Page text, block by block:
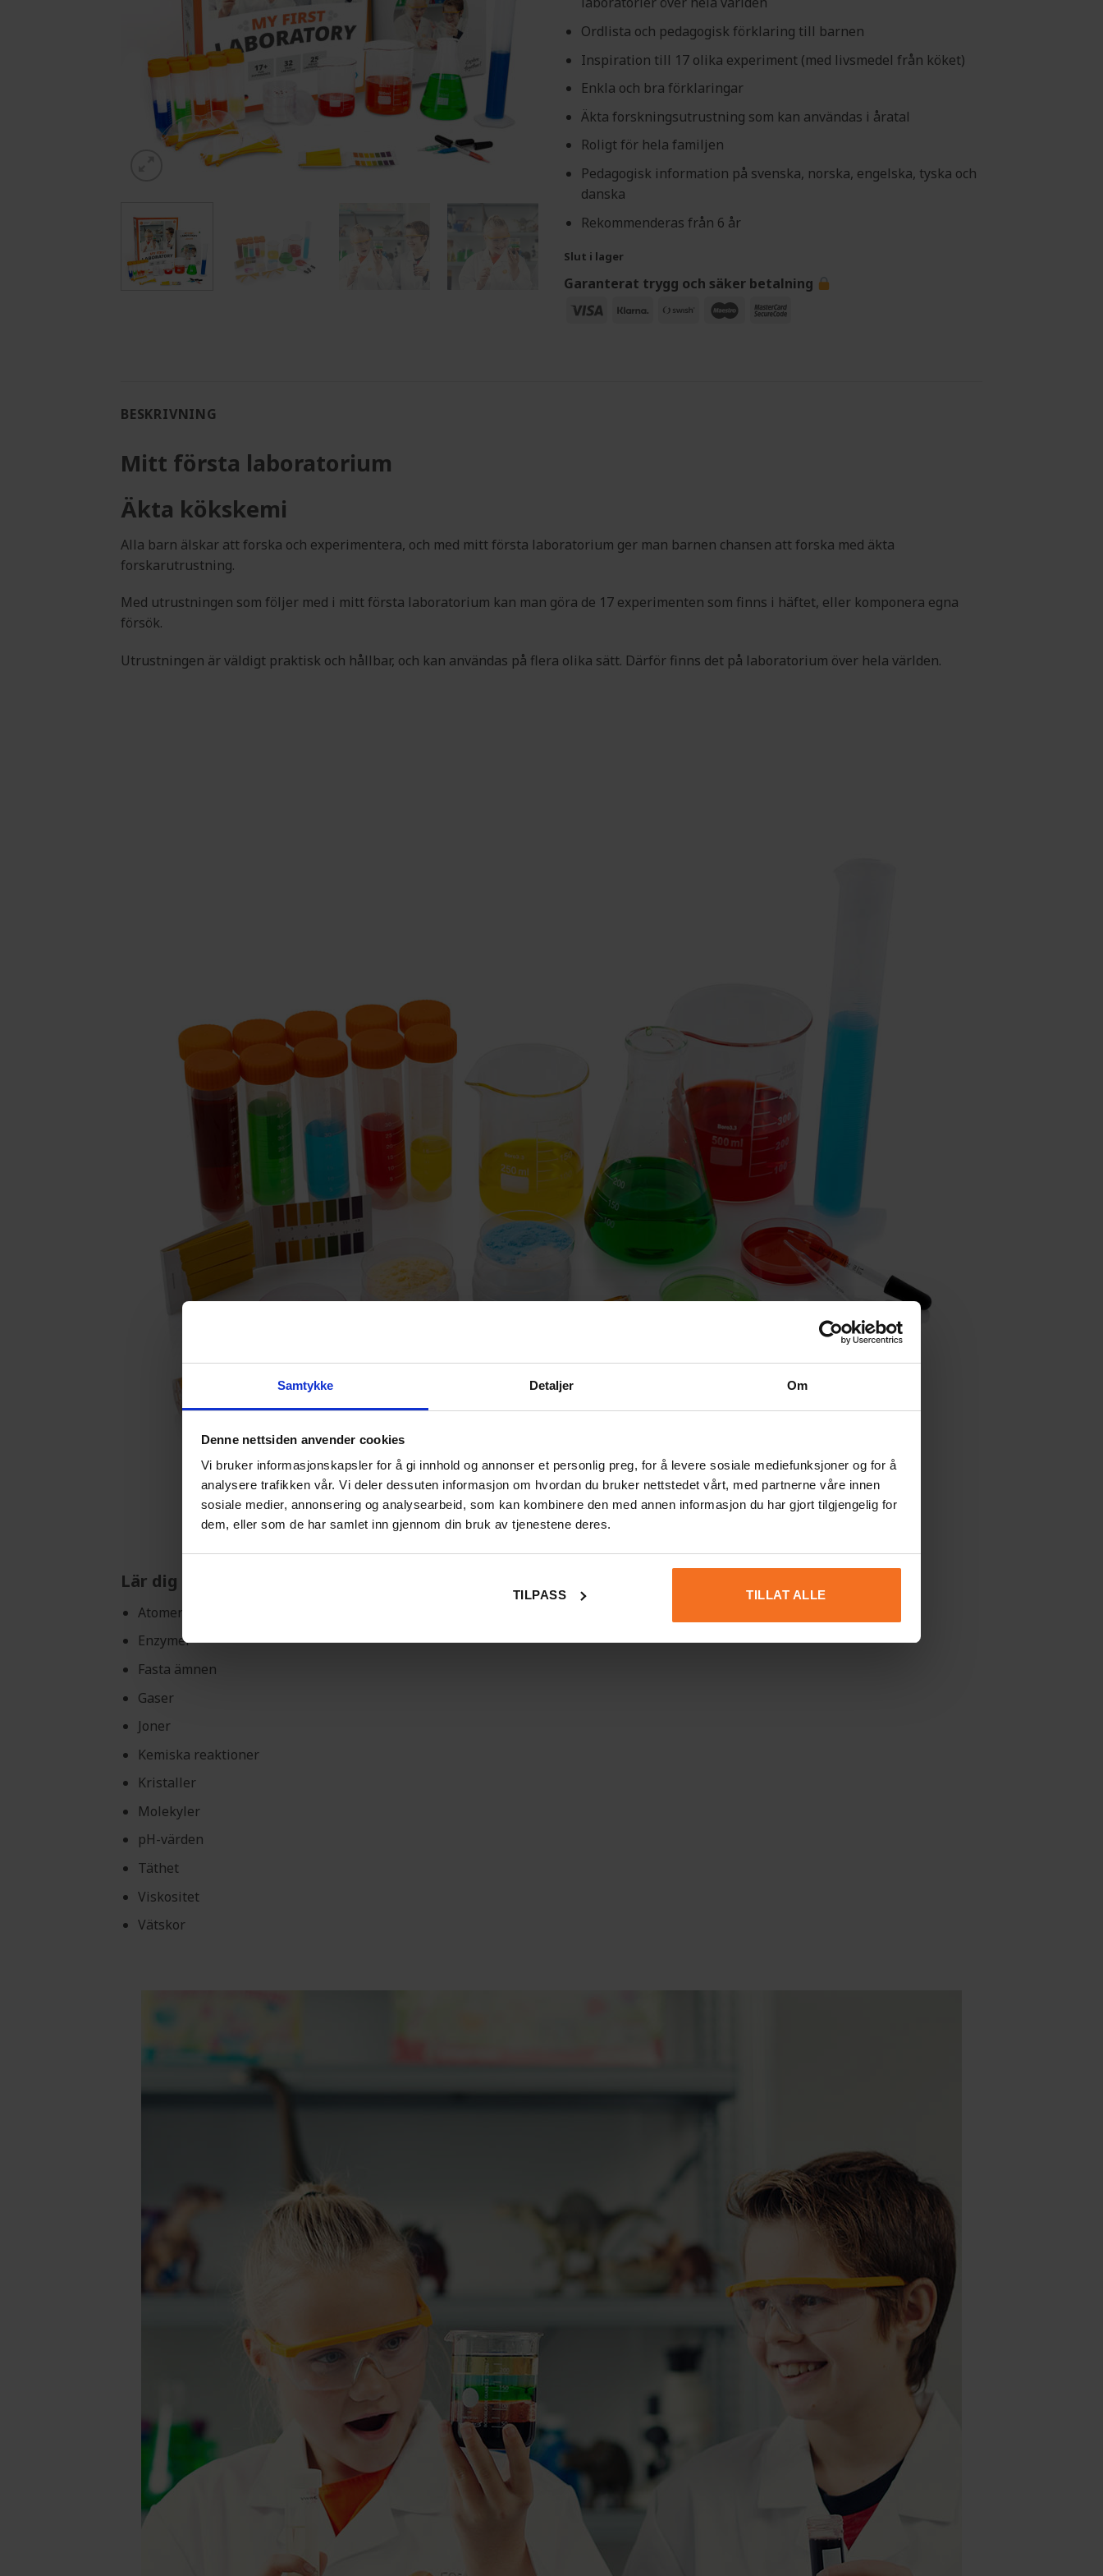
Samtykke Detaljer Om
Denne nettsiden anvender cookies
Vi bruker informasjonskapsler for å gi innhold og annonser et personlig preg, for å levere sosiale mediefunksjoner og for å
analysere trafikken vår. Vi deler dessuten informasjon om hvordan du bruker nettstedet vårt, med partnerne våre innen
sosiale medier, annonsering og analysearbeid, som kan kombinere den med annen informasjon du har gjort tilgjengelig for
dem, eller som de har samlet inn gjennom din bruk av tjenestene deres.
TILPASS TILLAT ALLE
Ordlista och pedagogisk förklaring till barnen
Inspiration till 17 olika experiment (med livsmedel från köket)
Enkla och bra förklaringar
Äkta forskningsutrustning som kan användas i åratal
Roligt för hela familjen
Pedagogisk information på svenska, norska, engelska, tyska och
danska
Rekommenderas från 6 år
Slut i lager
Garanterat trygg och säker betalning
Visa
Klarna
Swish
MaestroMasterCard
BESKRIVNING
Mitt första laboratorium
Äkta kökskemi
Alla barn älskar att forska och experimentera, och med mitt första laboratorium ger man barnen chansen att forska med äkta
forskarutrustning.
Med utrustningen som följer med i mitt första laboratorium kan man göra de 17 experimenten som finns i häftet, eller komponera egna
försök.
Utrustningen är väldigt praktisk och hållbar, och kan användas på flera olika sätt. Därför finns det på laboratorium över hela världen.
Lär dig mer om:
Atomer
Enzymer
Fasta ämnen
Gaser
Joner
Kemiska reaktioner
Kristaller
Molekyler
pH-värden
Täthet
Viskositet
Vätskor